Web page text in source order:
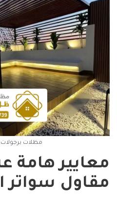
مظلات برجولات
معايير هامة
مقاول سواتر